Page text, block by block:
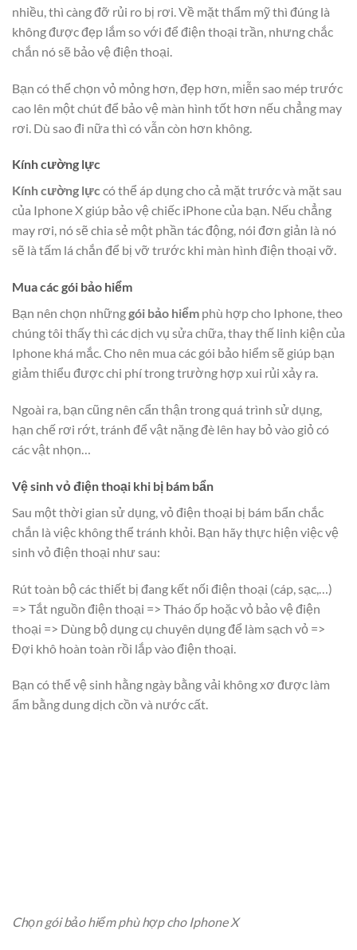
nhiều, thì càng đỡ rủi ro bị rơi. Về mặt thẩm mỹ thì đúng là
không được đẹp lắm so với để điện thoại trần, nhưng chắc
chắn nó sẽ bảo vệ điện thoại.
Bạn có thể chọn vỏ mỏng hơn, đẹp hơn, miễn sao mép trước
cao lên một chút để bảo vệ màn hình tốt hơn nếu chẳng may
rơi. Dù sao đi nữa thì có vẫn còn hơn không.
Kính cường lực
Kính cường lựccó thể áp dụng cho cả mặt trước và mặt sau
của Iphone X giúp bảo vệ chiếc iPhone của bạn. Nếu chẳng
may rơi, nó sẽ chia sẻ một phần tác động, nói đơn giản là nó
sẽ là tấm lá chắn để bị vỡ trước khi màn hình điện thoại vỡ.
Mua các gói bảo hiểm
Bạn nên chọn nhữnggói bảo hiểm phù hợp cho Iphone, theo
chúng tôi thấy thì các dịch vụ sửa chữa, thay thế linh kiện của
Iphone khá mắc. Cho nên mua các gói bảo hiểm sẽ giúp bạn
giảm thiểu được chi phí trong trường hợp xui rủi xảy ra.
Ngoài ra, bạn cũng nên cẩn thận trong quá trình sử dụng,
hạn chế rơi rớt, tránh để vật nặng đè lên hay bỏ vào giỏ có
các vật nhọn…
Vệ sinh vỏ điện thoại khi bị bám bẩn
Sau một thời gian sử dụng, vỏ điện thoại bị bám bẩn chắc
chắn là việc không thể tránh khỏi. Bạn hãy thực hiện việc vệ
sinh vỏ điện thoại như sau:
Rút toàn bộ các thiết bị đang kết nối điện thoại (cáp, sạc,…)
=> Tắt nguồn điện thoại => Tháo ốp hoặc vỏ bảo vệ điện
thoại => Dùng bộ dụng cụ chuyên dụng để làm sạch vỏ =>
Đợi khô hoàn toàn rồi lắp vào điện thoại.
Bạn có thể vệ sinh hằng ngày bằng vải không xơ được làm
ẩm bằng dung dịch cồn và nước cất.
Chọn gói bảo hiểm phù hợp cho Iphone X